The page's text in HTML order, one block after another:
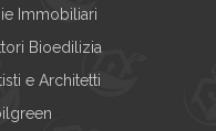
Immobiliari
Bioedilizia
e Architetti